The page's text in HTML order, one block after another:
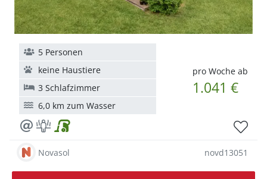
pro Woche ab
1.041 €
5 Personen
keine Haustiere
3 Schlafzimmer
6,0 km zum Wasser
Novasol novd13051